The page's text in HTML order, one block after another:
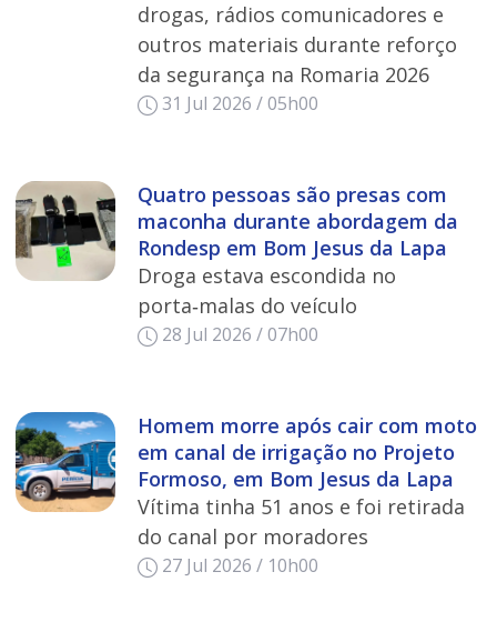
drogas, rádios comunicadores e
outros materiais durante reforço
da segurança na Romaria 2026
31 Jul 2026 / 05h00
Quatro pessoas são presas com
maconha durante abordagem da
Rondesp em Bom Jesus da Lapa
Droga estava escondida no
porta‑malas do veículo
28 Jul 2026 / 07h00
Homem morre após cair com moto
em canal de irrigação no Projeto
Formoso, em Bom Jesus da Lapa
Vítima tinha 51 anos e foi retirada
do canal por moradores
27 Jul 2026 / 10h00